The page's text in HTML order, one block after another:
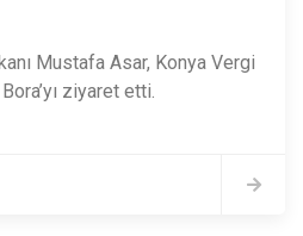
Mustafa Asar, Konya Vergi
ziyaret etti.